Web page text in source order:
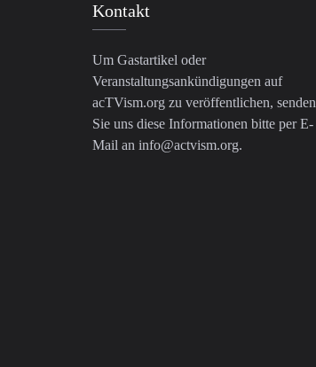
Kontakt
Um Gastartikel oder
Veranstaltungsankündigungen auf
acTVism.org zu veröffentlichen, senden
Sie uns diese Informationen bitte per E-
Mail an info@actvism.org.